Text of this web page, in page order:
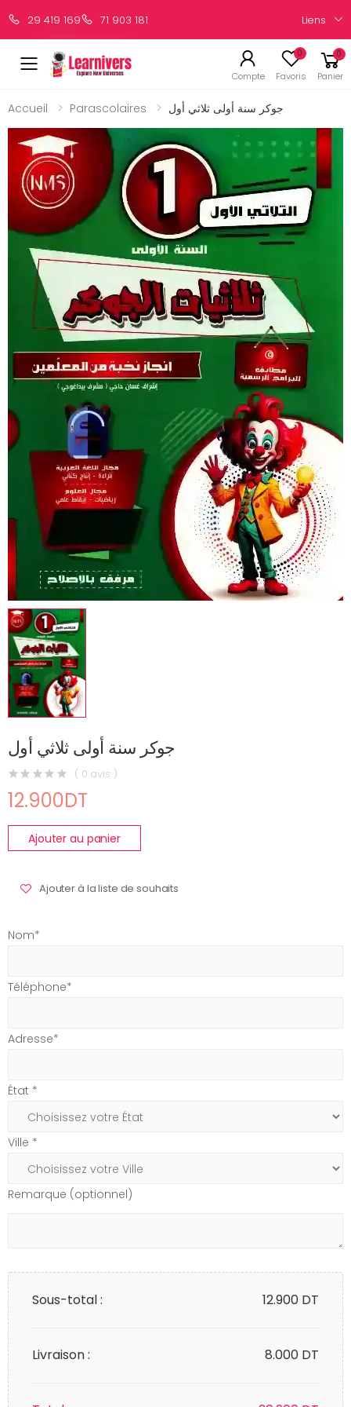
29 419 169 71 903 181 Liens
Compte
0
Favoris
0
Panier
Accueil Parascolaires جوكر سنة أولى ثلاثي أول
جوكر سنة أولى ثلاثي أول
( 0 avis )
12.900DT
Ajouter au panier
Ajouter à la liste de souhaits
Nom*
Téléphone*
Adresse*
État *
Ville *
Remarque (optionnel)
Sous-total : 12.900 DT
Livraison : 8.000 DT